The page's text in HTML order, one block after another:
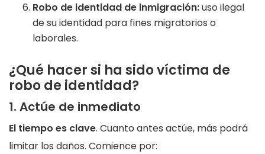
Robo de identidad de inmigración:uso ilegal
de su identidad para fines migratorios o
laborales.
¿Qué hacer si ha sido víctima de
robo de identidad?
1. Actúe de inmediato
El tiempo es clave. Cuanto antes actúe, más podrá
limitar los daños. Comience por: